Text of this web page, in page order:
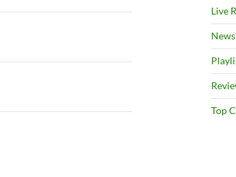
Live
News
Top